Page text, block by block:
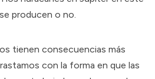
producen o no.
tienen consecuencias más
con la forma en que las